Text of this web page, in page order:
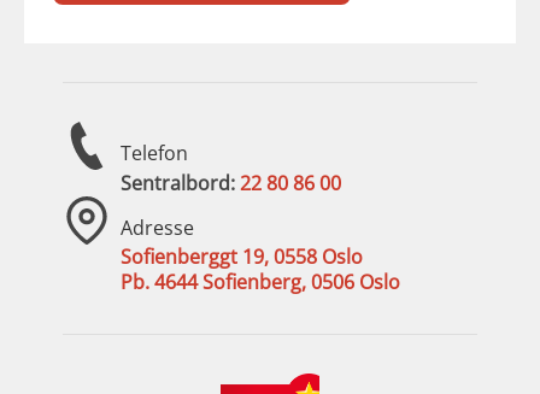
Telefon
Sentralbord:22 80 86 00
Adresse
Sofienberggt 19, 0558 Oslo
Pb. 4644 Sofienberg, 0506 Oslo